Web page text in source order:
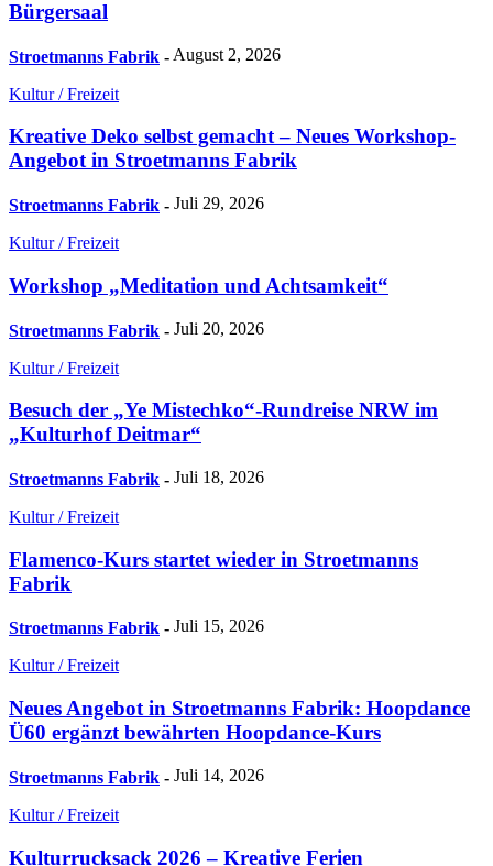
Bürgersaal
Stroetmanns Fabrik - August 2, 2026
Kultur / Freizeit
Kreative Deko selbst gemacht – Neues Workshop-
Angebot in Stroetmanns Fabrik
Stroetmanns Fabrik - Juli 29, 2026
Kultur / Freizeit
Workshop „Meditation und Achtsamkeit“
Stroetmanns Fabrik - Juli 20, 2026
Kultur / Freizeit
Besuch der „Ye Mistechko“-Rundreise NRW im
„Kulturhof Deitmar“
Stroetmanns Fabrik - Juli 18, 2026
Kultur / Freizeit
Flamenco-Kurs startet wieder in Stroetmanns
Fabrik
Stroetmanns Fabrik - Juli 15, 2026
Kultur / Freizeit
Neues Angebot in Stroetmanns Fabrik: Hoopdance
Ü60 ergänzt bewährten Hoopdance-Kurs
Stroetmanns Fabrik - Juli 14, 2026
Kultur / Freizeit
Kulturrucksack 2026 – Kreative Ferien